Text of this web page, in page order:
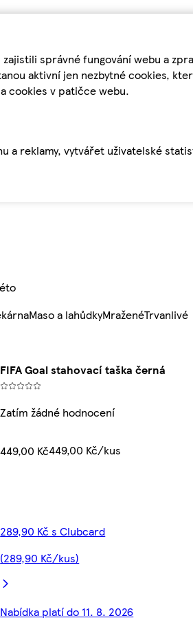
správné fungování webu a
aktivní jen nezbytné cookies,
cookies v patičce webu.
reklamy, vytvářet uživatelské
Maso a lahůdkyMraženéTrvanlivé
FIFA Goal stahovací taška černá
Zatím žádné hodnocení
449,00 Kč449,00 Kč/kus
289,90 Kč s Clubcard
(289,90 Kč/kus)
Nabídka platí do 11. 8. 2026